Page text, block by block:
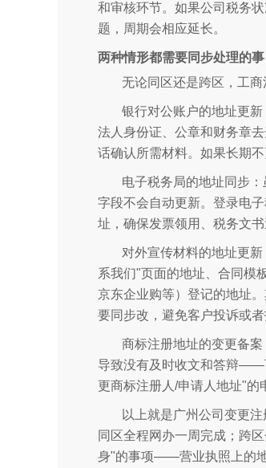
和审核环节。如果公司税务
题，周期会相应延长。
两种情形都需要同步处理的事
无论同区还是跨区，工
银行对公账户的地址更
法人身份证、公章和财务章
话确认所需材料。如果长期
电子税务局的地址同步
字段不会自动更新。登录电
址，确保发票领用、税务文
对外宣传材料的地址更
系我们"页面的地址、合同模
京东企业购等）登记的地址
要同步改，避免客户投诉或
商标注册地址的变更备
导致没有及时收文和答辩——
更商标注册人/申请人地址"的
以上就是广州公司变更
同区全程网办一周完成；跨
身"的事项——营业执照上的